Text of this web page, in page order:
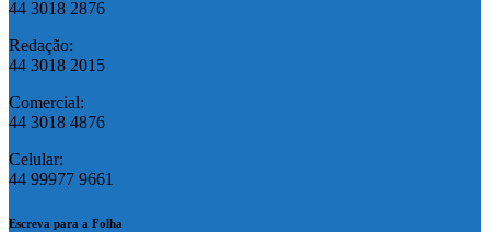
44 3018 2876
Redação:
44 3018 2015
Comercial:
44 3018 4876
Celular:
44 99977 9661
Escreva para a Folha